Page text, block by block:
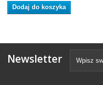
Dodaj do koszyka
Newsletter